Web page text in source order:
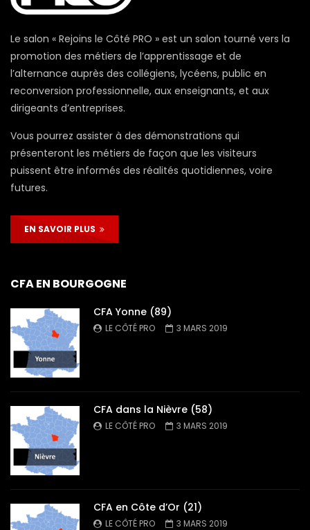
Le salon « Rejoins le Côté PRO » est un salon tourné vers la
promotion des métiers de l’apprentissage et de
l’alternance auprès des collégiens, lycéens, public en
reconversion professionnelle, aux enseignants, et aux
dirigeants d’entreprises.
Vous pourrez assister à des démonstrations qui
présenteront les métiers de façon que les visiteurs
puissent être informés des réalités quotidiennes, voire
futures.
EN SAVOIR PLUS
CFA EN BOURGOGNE
CFA Yonne (89)
LE CÔTÉ PRO 3 MARS 2019
CFA dans la Nièvre (58)
LE CÔTÉ PRO 3 MARS 2019
CFA en Côte d’Or (21)
LE CÔTÉ PRO 3 MARS 2019